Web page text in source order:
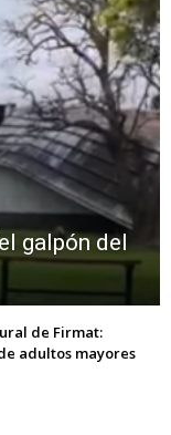
galpón del
de Firmat:
adultos mayores